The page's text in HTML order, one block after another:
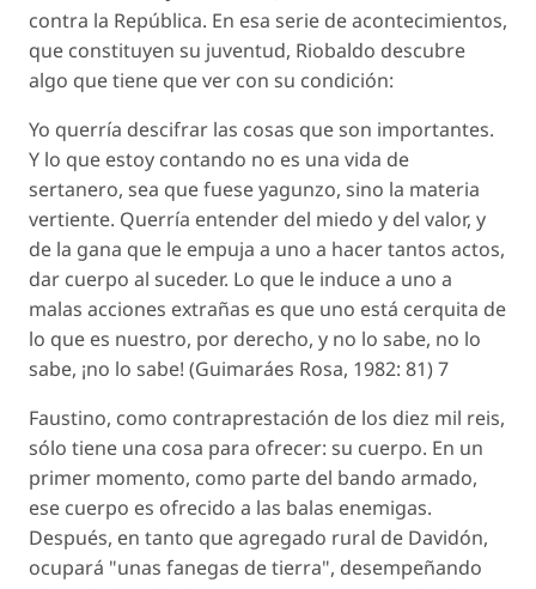
contra la República. En esa serie de acontecimientos,
que constituyen su juventud, Riobaldo descubre
algo que tiene que ver con su condición:
Yo querría descifrar las cosas que son importantes.
Y lo que estoy contando no es una vida de
sertanero, sea que fuese yagunzo, sino la materia
vertiente. Querría entender del miedo y del valor, y
de la gana que le empuja a uno a hacer tantos actos,
dar cuerpo al suceder. Lo que le induce a uno a
malas acciones extrañas es que uno está cerquita de
lo que es nuestro, por derecho, y no lo sabe, no lo
sabe, ¡no lo sabe! (Guimaráes Rosa, 1982: 81) 7
Faustino, como contraprestación de los diez mil reis,
sólo tiene una cosa para ofrecer: su cuerpo. En un
primer momento, como parte del bando armado,
ese cuerpo es ofrecido a las balas enemigas.
Después, en tanto que agregado rural de Davidón,
ocupará "unas fanegas de tierra", desempeñando